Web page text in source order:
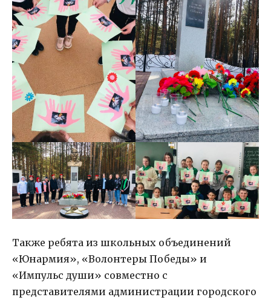
Также ребята из школьных объединений
«Юнармия», «Волонтеры Победы» и
«Импульс души» совместно с
представителями администрации городского